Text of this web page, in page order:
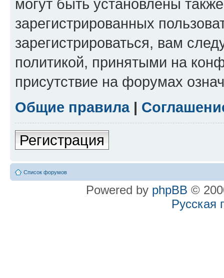
могут быть установлены
зарегистрированных
зарегистрироваться, вам
политикой, принятыми на
присутствие на форумах
Общие правила|
Регистрация
Список форумов
Powered by phpBB ©
Русская